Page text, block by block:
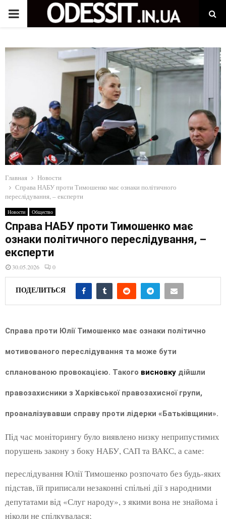
P
A
R
Y
M
E
N
U
Главная
Новости
Справа НАБУ проти Тимошенко має ознаки політичного
переслідування, – експерти
Новости Общество
Справа НАБУ проти Тимошенко має
ознаки політичного переслідування, –
експерти
30.05.2026 0
ПОДЕЛИТЬСЯ
Справа проти Юлії Тимошенко має ознаки політично
мотивованого переслідування та може бути
спланованою провокацією. Такого висновку дійшли
правозахисники з Харківської правозахисної групи,
проаналізувавши справу проти лідерки «Батьківщини».
Під час моніторингу було виявлено низку неприпустимих
порушень закону з боку НАБУ, САП та ВАКС, а саме:
переслідування Юлії Тимошенко розпочато без будь-яких
підстав, їй приписали незаконні спільні дії з народними
депутатами від «Слуг народу», з якими вона не знайома і
ніколи не спілкувалася;